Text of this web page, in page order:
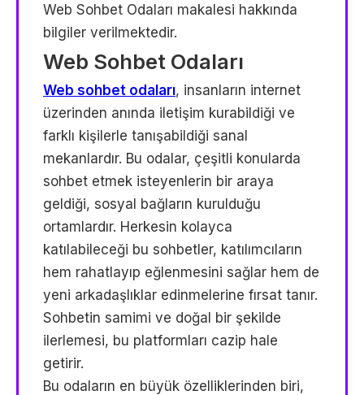
Web Sohbet Odaları makalesi hakkında
bilgiler verilmektedir.
Web Sohbet Odaları
Web sohbet odaları, insanların internet
üzerinden anında iletişim kurabildiği ve
farklı kişilerle tanışabildiği sanal
mekanlardır. Bu odalar, çeşitli konularda
sohbet etmek isteyenlerin bir araya
geldiği, sosyal bağların kurulduğu
ortamlardır. Herkesin kolayca
katılabileceği bu sohbetler, katılımcıların
hem rahatlayıp eğlenmesini sağlar hem de
yeni arkadaşlıklar edinmelerine fırsat tanır.
Sohbetin samimi ve doğal bir şekilde
ilerlemesi, bu platformları cazip hale
getirir.
Bu odaların en büyük özelliklerinden biri,